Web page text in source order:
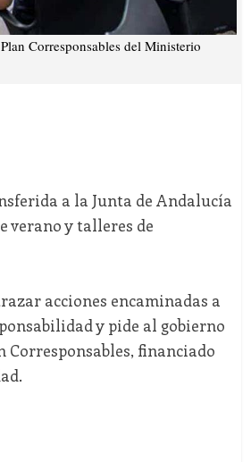
Corresponsables del Ministerio
a la Junta de Andalucía
verano y talleres de
acciones encaminadas a
y pide al gobierno
financiado